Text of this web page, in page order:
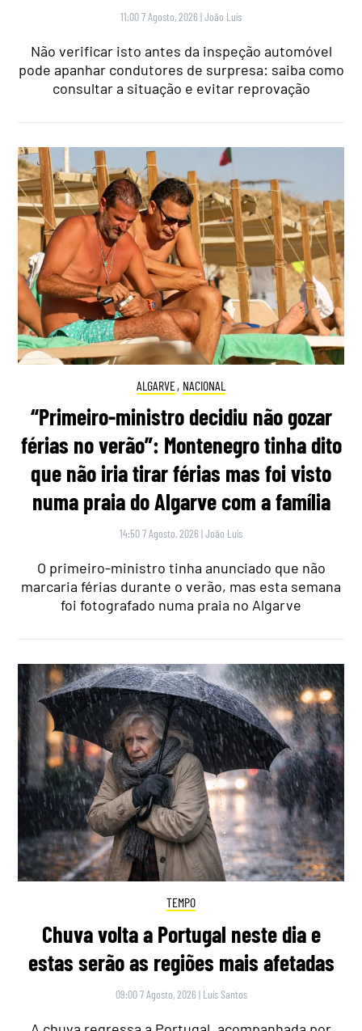
11:00 7 Agosto, 2026 |João Luís
Não verificar isto antes da inspeção automóvel
pode apanhar condutores de surpresa: saiba como
consultar a situação e evitar reprovação
ALGARVE, NACIONAL
“Primeiro-ministro decidiu não gozar
férias no verão”: Montenegro tinha dito
que não iria tirar férias mas foi visto
numa praia do Algarve com a família
14:50 7 Agosto, 2026 |João Luís
O primeiro-ministro tinha anunciado que não
marcaria férias durante o verão, mas esta semana
foi fotografado numa praia no Algarve
TEMPO
Chuva volta a Portugal neste dia e
estas serão as regiões mais afetadas
09:00 7 Agosto, 2026 | Luís Santos